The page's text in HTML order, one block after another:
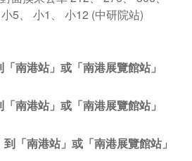
5、 小1、 小12 (中研院站)
南港站」或「南港展覽館站」
南港站」或「南港展覽館站」
「南港站」或「南港展覽館站」